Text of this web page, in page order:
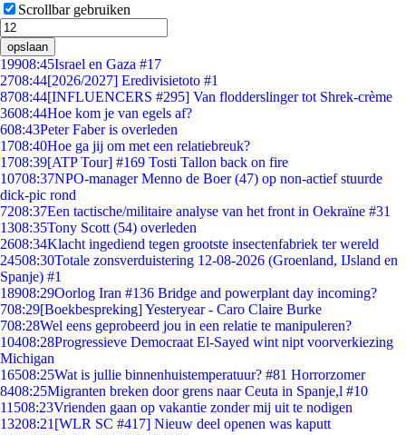
Scrollbar gebruiken
opslaan
19908:45Israel en Gaza #17
2708:44[2026/2027] Eredivisietoto #1
8708:44[INFLUENCERS #295] Van flodderslinger tot Shrek-crème
3608:44Hoe kom je van egels af?
608:43Peter Faber is overleden
1708:40Hoe ga jij om met een relatiebreuk?
1708:39[ATP Tour] #169 Tosti Tallon back on fire
10708:37NPO-manager Menno de Boer (47) op non-actief stuurde
dick-pic rond
7208:37Een tactische/militaire analyse van het front in Oekraïne #31
1308:35Tony Scott (54) overleden
2608:34Klacht ingediend tegen grootste insectenfabriek ter wereld
24508:30Totale zonsverduistering 12-08-2026 (Groenland, IJsland en
Spanje) #1
18908:29Oorlog Iran #136 Bridge and powerplant day incoming?
708:29[Boekbespreking] Yesteryear - Caro Claire Burke
708:28Wel eens geprobeerd jou in een relatie te manipuleren?
10408:28Progressieve Democraat El-Sayed wint nipt voorverkiezing
Michigan
16508:25Wat is jullie binnenhuistemperatuur? #81 Horrorzomer
8408:25Migranten breken door grens naar Ceuta in Spanje,l #10
11508:23Vrienden gaan op vakantie zonder mij uit te nodigen
13208:21 [WLR SC #417] Nieuw deel openen was kaputt